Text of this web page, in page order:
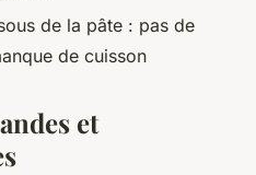
de la pâte : pas de
de cuisson
et